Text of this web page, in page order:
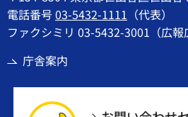
電話番号03-5432-1111 （代表）
ファクシミリ 03-5432-3001（広報
庁舎案内